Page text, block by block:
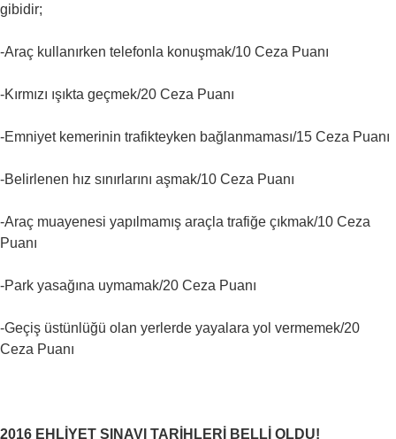
gibidir;
-Araç kullanırken telefonla konuşmak/10 Ceza Puanı
-Kırmızı ışıkta geçmek/20 Ceza Puanı
-Emniyet kemerinin trafikteyken bağlanmaması/15 Ceza Puanı
-Belirlenen hız sınırlarını aşmak/10 Ceza Puanı
-Araç muayenesi yapılmamış araçla trafiğe çıkmak/10 Ceza
Puanı
-Park yasağına uymamak/20 Ceza Puanı
-Geçiş üstünlüğü olan yerlerde yayalara yol vermemek/20
Ceza Puanı
2016 EHLİYET SINAVI TARİHLERİ BELLİ OLDU!